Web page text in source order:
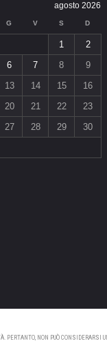
agosto 2026
G V S D
1
2
6 7 8
9
13 14 15
16
20 21 22
23
27 28 29
30
NON PUÒ CONSIDERARSI